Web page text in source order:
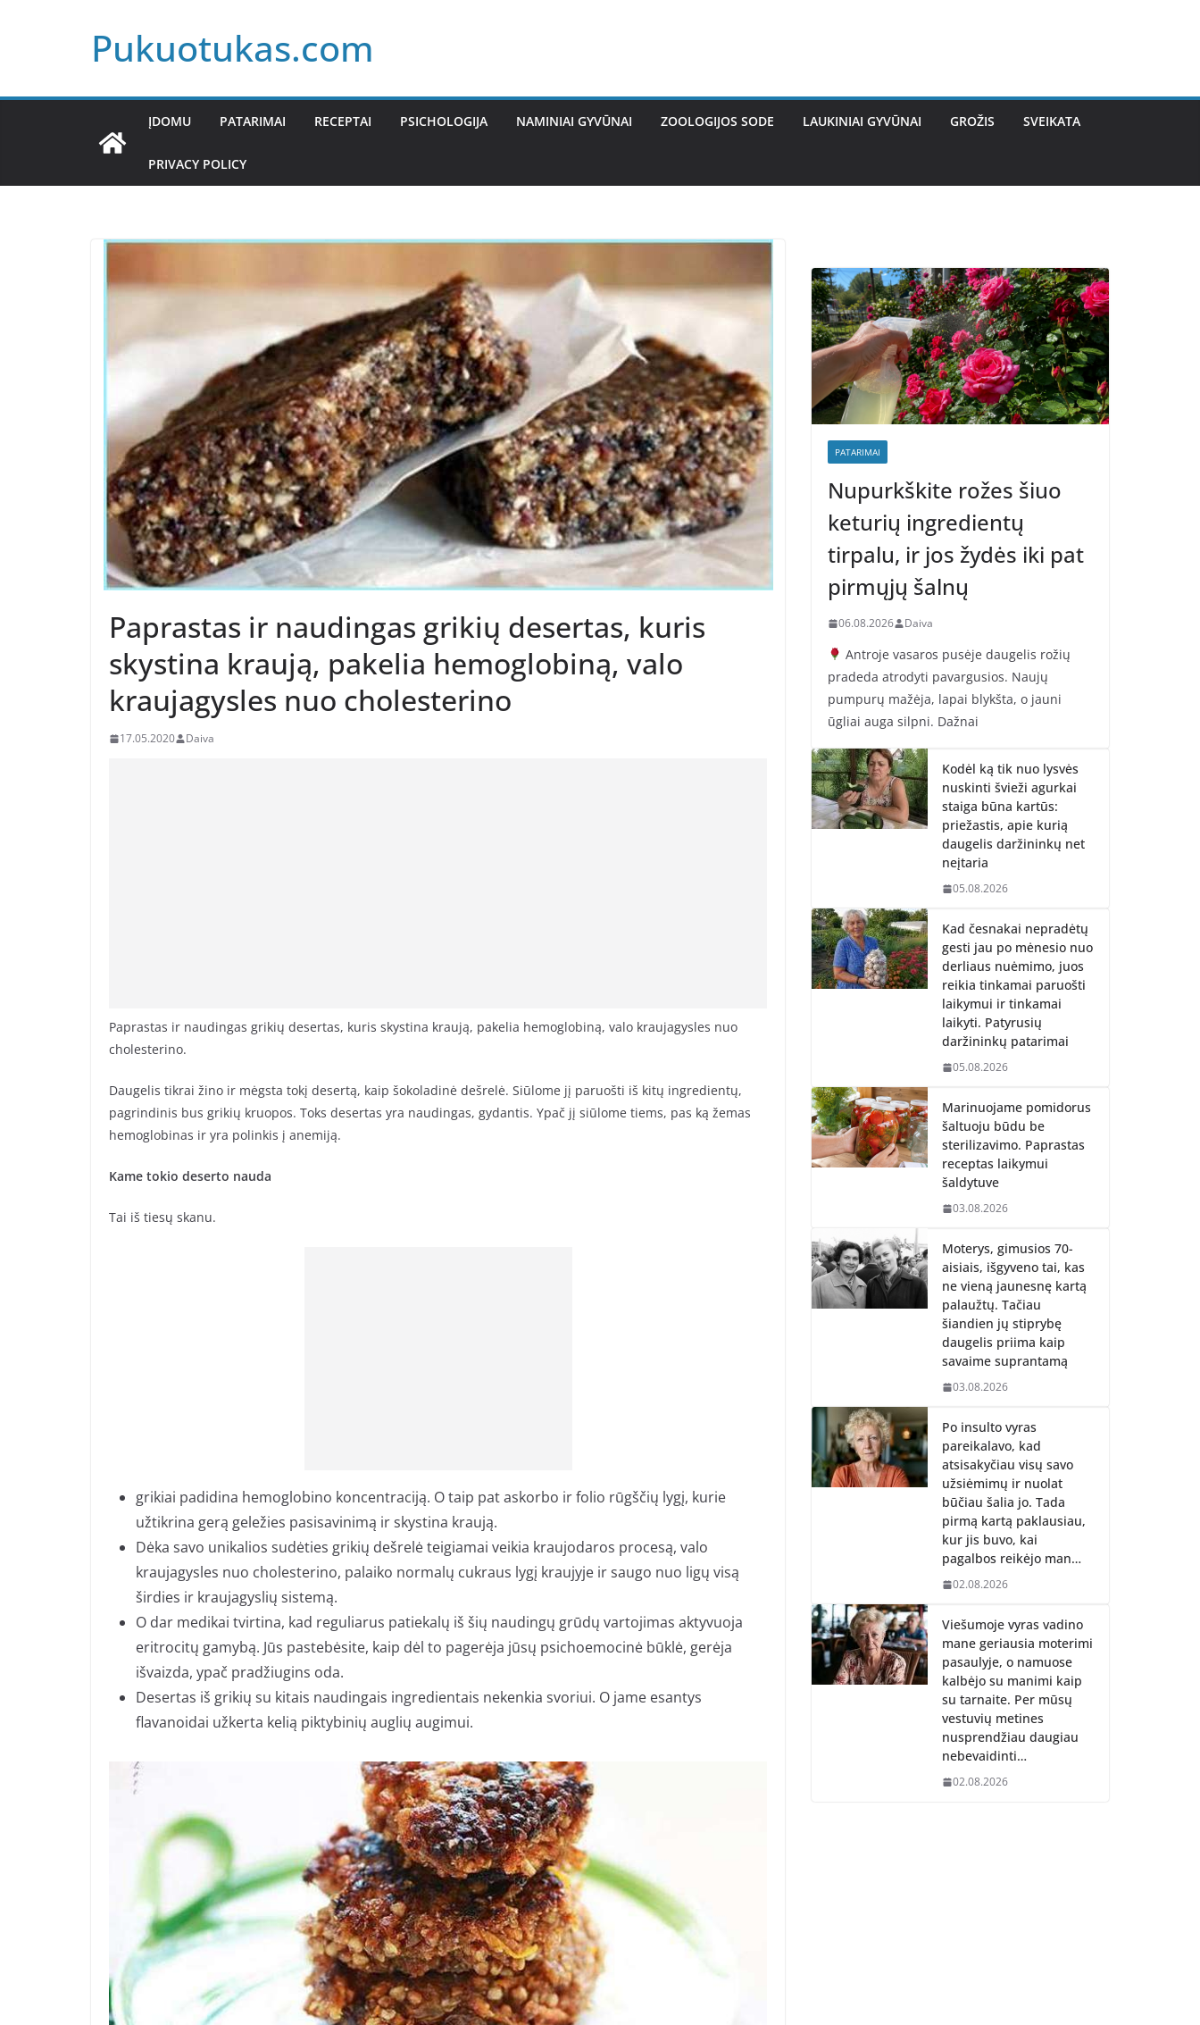
Pukuotukas.com
ĮDOMU PATARIMAI RECEPTAI PSICHOLOGIJA NAMINIAI GYVŪNAI ZOOLOGIJOS SODE LAUKINIAI GYVŪNAI GROŽIS SVEIKATA
PRIVACY POLICY
Paprastas ir naudingas grikių desertas, kuris
skystina kraują, pakelia hemoglobiną, valo
kraujagysles nuo cholesterino
17.05.2020 Daiva
Paprastas ir naudingas grikių desertas, kuris skystina kraują, pakelia hemoglobiną, valo kraujagysles nuo
cholesterino.
Daugelis tikrai žino ir mėgsta tokį desertą, kaip šokoladinė dešrelė. Siūlome jį paruošti iš kitų ingredientų,
pagrindinis bus grikių kruopos. Toks desertas yra naudingas, gydantis. Ypač jį siūlome tiems, pas ką žemas
hemoglobinas ir yra polinkis į anemiją.
Kame tokio deserto nauda
Tai iš tiesų skanu.
grikiai padidina hemoglobino koncentraciją. O taip pat askorbo ir folio rūgščių lygį, kurie
užtikrina gerą geležies pasisavinimą ir skystina kraują.
Dėka savo unikalios sudėties grikių dešrelė teigiamai veikia kraujodaros procesą, valo
kraujagysles nuo cholesterino, palaiko normalų cukraus lygį kraujyje ir saugo nuo ligų visą
širdies ir kraujagyslių sistemą.
O dar medikai tvirtina, kad reguliarus patiekalų iš šių naudingų grūdų vartojimas aktyvuoja
eritrocitų gamybą. Jūs pastebėsite, kaip dėl to pagerėja jūsų psichoemocinė būklė, gerėja
išvaizda, ypač pradžiugins oda.
Desertas iš grikių su kitais naudingais ingredientais nekenkia svoriui. O jame esantys
flavanoidai užkerta kelią piktybinių auglių augimui.
PATARIMAI
Nupurkškite rožes šiuo
keturių ingredientų
tirpalu, ir jos žydės iki pat
pirmųjų šalnų
06.08.2026 Daiva
Antroje vasaros pusėje daugelis rožių
pradeda atrodyti pavargusios. Naujų
pumpurų mažėja, lapai blykšta, o jauni
ūgliai auga silpni. Dažnai
Kodėl ką tik nuo lysvės
nuskinti švieži agurkai
staiga būna kartūs:
priežastis, apie kurią
daugelis daržininkų net
neįtaria
05.08.2026
Kad česnakai nepradėtų
gesti jau po mėnesio nuo
derliaus nuėmimo, juos
reikia tinkamai paruošti
laikymui ir tinkamai
laikyti. Patyrusių
daržininkų patarimai
05.08.2026
Marinuojame pomidorus
šaltuoju būdu be
sterilizavimo. Paprastas
receptas laikymui
šaldytuve
03.08.2026
Moterys, gimusios 70-
aisiais, išgyveno tai, kas
ne vieną jaunesnę kartą
palaužtų. Tačiau
šiandien jų stiprybę
daugelis priima kaip
savaime suprantamą
03.08.2026
Po insulto vyras
pareikalavo, kad
atsisakyčiau visų savo
užsiėmimų ir nuolat
būčiau šalia jo. Tada
pirmą kartą paklausiau,
kur jis buvo, kai
pagalbos reikėjo man…
02.08.2026
Viešumoje vyras vadino
mane geriausia moterimi
pasaulyje, o namuose
kalbėjo su manimi kaip
su tarnaite. Per mūsų
vestuvių metines
nusprendžiau daugiau
nebevaidinti…
02.08.2026